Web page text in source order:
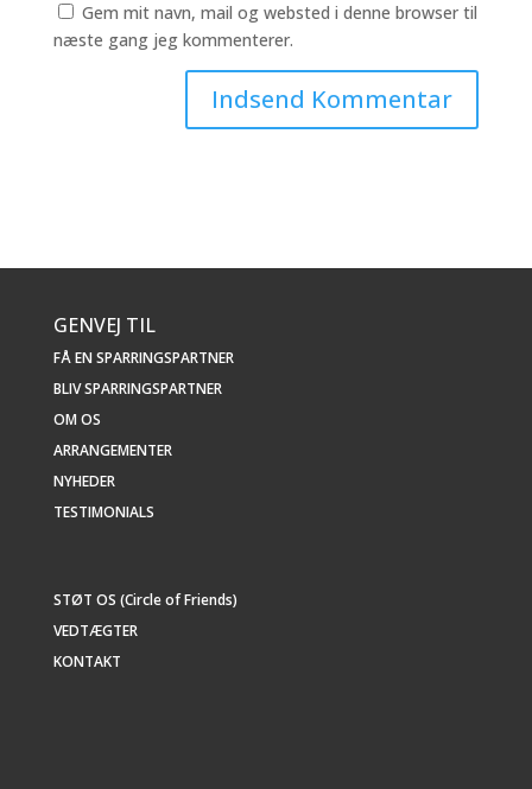
Gem mit navn, mail og websted i denne browser til
næste gang jeg kommenterer.
GENVEJ TIL
FÅ EN SPARRINGSPARTNER
BLIV SPARRINGSPARTNER
OM OS
ARRANGEMENTER
NYHEDER
TESTIMONIALS
STØT OS (Circle of Friends)
VEDTÆGTER
KONTAKT